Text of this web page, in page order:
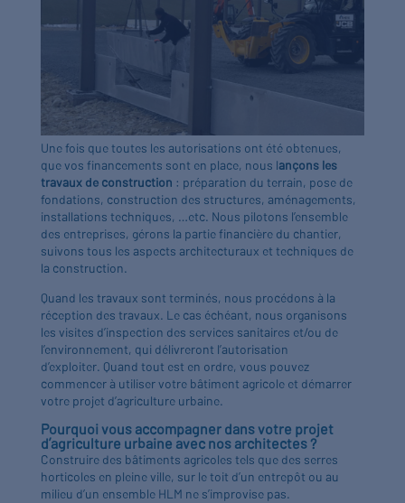
Une fois que toutes les autorisations ont été obtenues,
que vos financements sont en place, nous lançons les
travaux de construction : préparation du terrain, pose de
fondations, construction des structures, aménagements,
installations techniques, …etc. Nous pilotons l’ensemble
des entreprises, gérons la partie financière du chantier,
suivons tous les aspects architecturaux et techniques de
la construction.
Quand les travaux sont terminés, nous procédons à la
réception des travaux. Le cas échéant, nous organisons
les visites d’inspection des services sanitaires et/ou de
l’environnement, qui délivreront l’autorisation
d’exploiter. Quand tout est en ordre, vous pouvez
commencer à utiliser votre bâtiment agricole et démarrer
votre projet d’agriculture urbaine.
Pourquoi vous accompagner dans votre projet
d’agriculture urbaine avec nos architectes ?
Construire des bâtiments agricoles tels que des serres
horticoles en pleine ville, sur le toit d’un entrepôt ou au
milieu d’un ensemble HLM ne s’improvise pas.